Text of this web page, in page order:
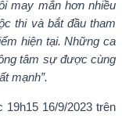
may mắn hơn nhiều
thi và bắt đầu tham
hiện tại. Những ca
tâm sự được cùng
mạnh”.
16/9/2023 trên